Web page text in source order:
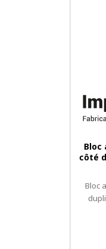
Bloc
côté
Bloc